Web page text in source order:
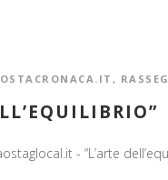
,
- “L’arte